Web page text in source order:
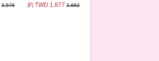
3,576 約 TWD 1,877 2,682